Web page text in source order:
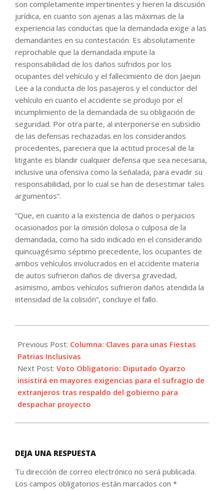
son completamente impertinentes y hieren la discusión
jurídica, en cuanto son ajenas a las máximas de la
experiencia las conductas que la demandada exige a las
demandantes en su contestación. Es absolutamente
reprochable que la demandada impute la
responsabilidad de los daños sufridos por los
ocupantes del vehículo y el fallecimiento de don Jaejun
Lee a la conducta de los pasajeros y el conductor del
vehículo en cuanto el accidente se produjo por el
incumplimiento de la demandada de su obligación de
seguridad. Por otra parte, al interponerse en subsidio
de las defensas rechazadas en los considerandos
procedentes, pareciera que la actitud procesal de la
litigante es blandir cualquier defensa que sea necesaria,
inclusive una ofensiva como la señalada, para evadir su
responsabilidad, por lo cual se han de desestimar tales
argumentos”.
“Que, en cuanto a la existencia de daños o perjuicios
ocasionados por la omisión dolosa o culposa de la
demandada, como ha sido indicado en el considerando
quincuagésimo séptimo precedente, los ocupantes de
ambos vehículos involucrados en el accidente materia
de autos sufrieron daños de diversa gravedad,
asimismo, ambos vehículos sufrieron daños atendida la
intensidad de la colisión”, concluye el fallo.
09-
02
Previous Post: Columna: Claves para unas Fiestas
Patrias Inclusivas
Next Post: Voto Obligatorio: Diputado Oyarzo
insistirá en mayores exigencias para el sufragio de
extranjeros tras respaldo del gobierno para
despachar proyecto
DEJA UNA RESPUESTA
Tu dirección de correo electrónico no será publicada.
Los campos obligatorios están marcados con *